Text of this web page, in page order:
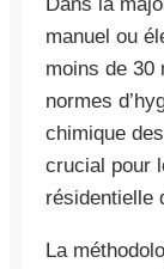
manuel ou
moins de 30
normes
chimique
crucial pour
résidentielle
La